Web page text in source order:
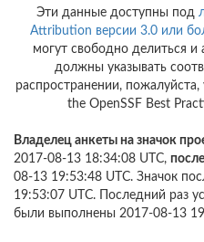
Эти данные доступны под
Attribution версии 3.0 или
могут свободно делиться и
должны указывать
распространении,
the OpenSSF Best
Владелец анкеты на значок
2017-08-13 18:34:08 UTC,
08-13 19:53:48 UTC. Значок
19:53:07 UTC. Последний раз
были выполнены 2017-08-13